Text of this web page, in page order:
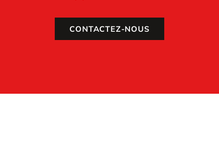
CONTACTEZ-NOUS